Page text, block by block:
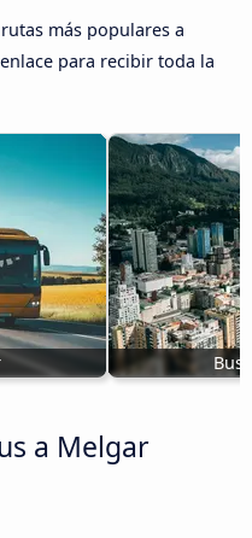
más populares a
para recibir toda la
Bus
a Melgar